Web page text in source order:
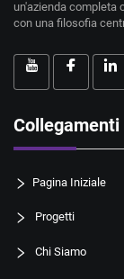
un'azienda completa
con una filosofia
Collegamenti
Pagina Iniziale
Progetti
Chi Siamo